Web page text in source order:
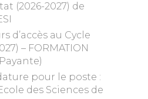
(2026-2027) de
d’accès au Cycle
– FORMATION
pour le poste :
des Sciences de